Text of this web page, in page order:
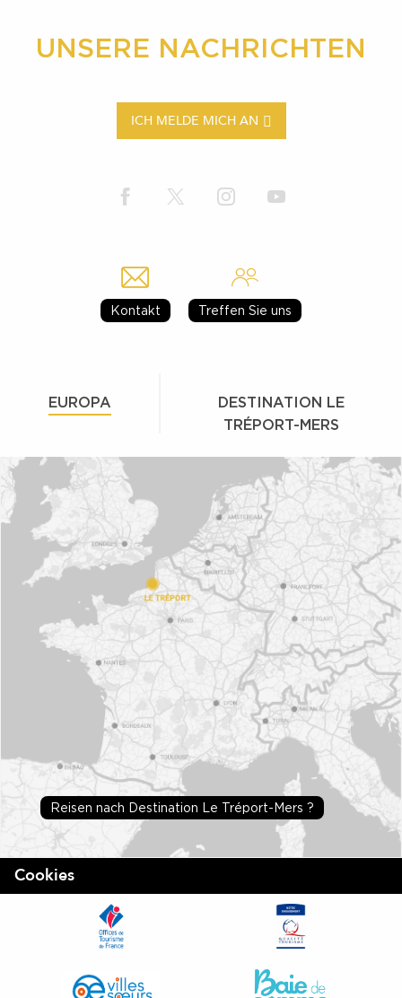
UNSERE NACHRICHTEN
ICH MELDE MICH AN
Kontakt Treffen Sie uns
EUROPA
DESTINATION LE
TRÉPORT-MERS
Reisen nach Destination Le Tréport-Mers ?
Cookies